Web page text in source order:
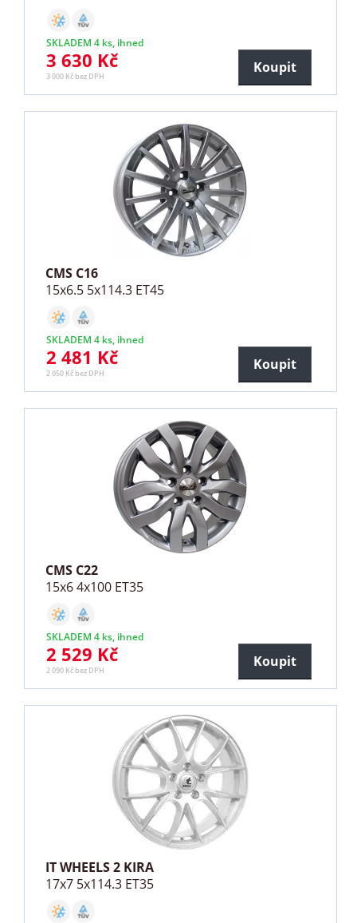
SKLADEM 4 ks, ihned
3 630 Kč
3 000 Kč bez DPH
Koupit
CMS C16
15x6.5 5x114.3 ET45
SKLADEM 4 ks, ihned
2 481 Kč
2 050 Kč bez DPH
Koupit
CMS C22
15x6 4x100 ET35
SKLADEM 4 ks, ihned
2 529 Kč
2 090 Kč bez DPH
Koupit
IT WHEELS 2 KIRA
17x7 5x114.3 ET35